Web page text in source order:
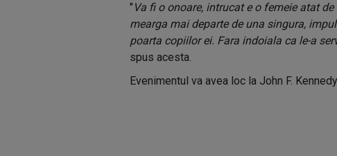
" Va fi o onoare, intrucat e o femeie atat
mearga mai departe de una singura,
poarta copiilor ei. Fara indoiala ca le-a
spus acesta.
Evenimentul va avea loc la John F.